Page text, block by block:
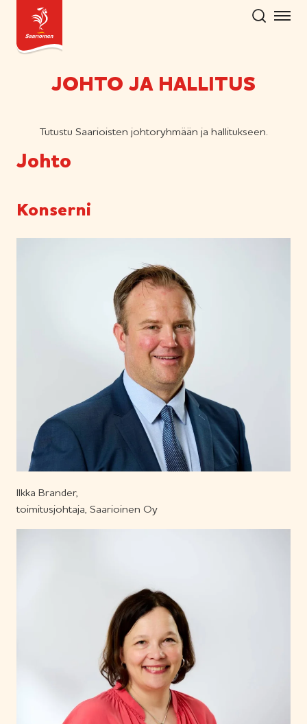
Hyppää
sisältöön
JOHTO JA HALLITUS
Tutustu Saarioisten johtoryhmään ja hallitukseen.
Johto
Konserni
Ilkka Brander,
toimitusjohtaja, Saarioinen Oy